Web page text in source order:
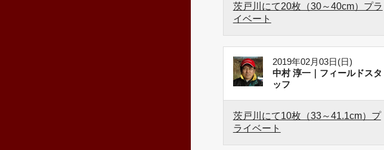
茨戸川にて20枚（30～40cm）プラ
イベート
2019年02月03日(日)
中村 淳一｜フィールドスタ
ッフ
茨戸川にて10枚（33～41.1cm）プ
ライベート